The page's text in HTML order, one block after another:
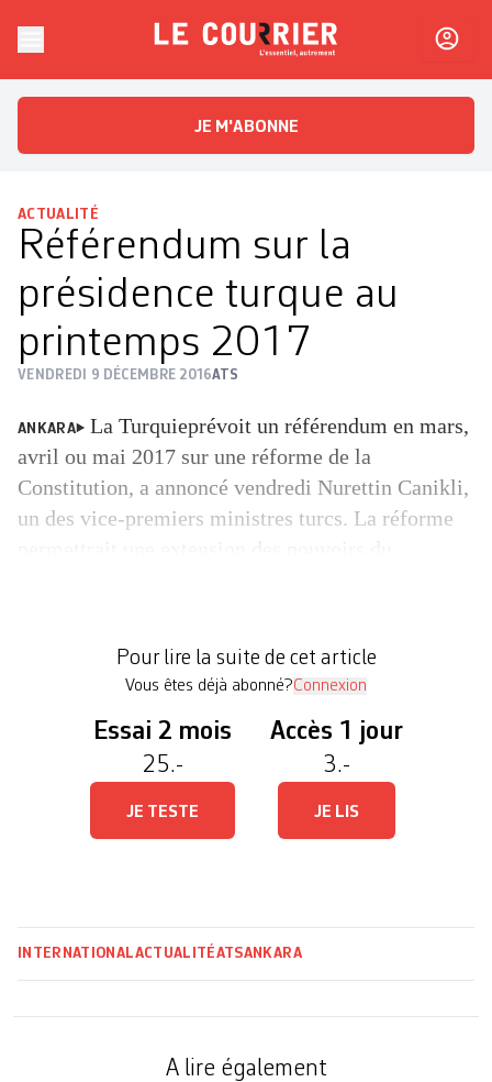
Le CourrierL'essentiel, autrement
JE M'ABONNE
ACTUALITÉ
Référendum sur la
présidence turque au
printemps 2017
VENDREDI 9 DÉCEMBRE 2016ATS
ANKARA
La Turquieprévoit un référendum en mars,
avril ou mai 2017 sur une réforme de la
Constitution, a annoncé vendredi Nurettin Canikli,
un des vice-premiers ministres turcs. La réforme
Pour lire la suite de cet article
Vous êtes déjà abonné?Connexion
Essai 2 mois
25.-
JE TESTE
Accès 1 jour
3.-
JE LIS
INTERNATIONALACTUALITÉATSANKARA
A lire également